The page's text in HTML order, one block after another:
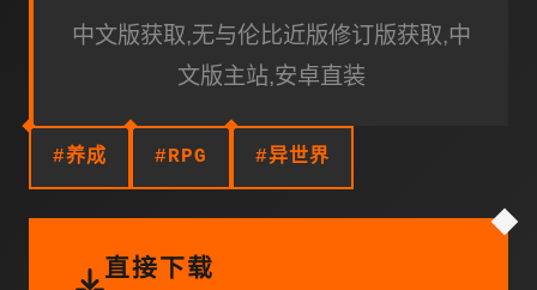
中文版获取,无与伦比近版修订版获取,中
文版主站,安卓直装
#养成 #RPG #异世界
直接下载